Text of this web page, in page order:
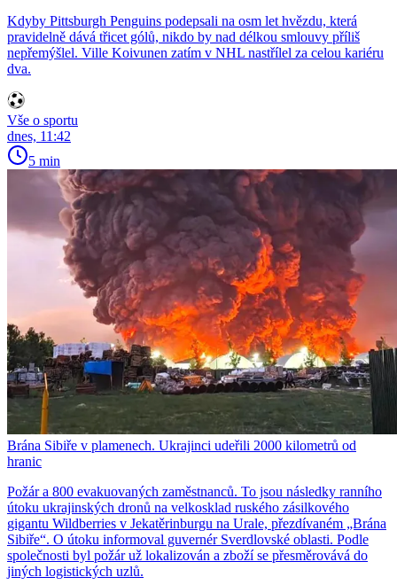
Kdyby Pittsburgh Penguins podepsali na osm let hvězdu, která
pravidelně dává třicet gólů, nikdo by nad délkou smlouvy příliš
nepřemýšlel. Ville Koivunen zatím v NHL nastřílel za celou kariéru
dva.
Vše o sportu
dnes, 11:42
5 min
Brána Sibiře v plamenech. Ukrajinci udeřili 2000 kilometrů od
hranic
Požár a 800 evakuovaných zaměstnanců. To jsou následky ranního
útoku ukrajinských dronů na velkosklad ruského zásilkového
gigantu Wildberries v Jekatěrinburgu na Urale, přezdívaném „Brána
Sibiře“. O útoku informoval guvernér Sverdlovské oblasti. Podle
společnosti byl požár už lokalizován a zboží se přesměrovává do
jiných logistických uzlů.